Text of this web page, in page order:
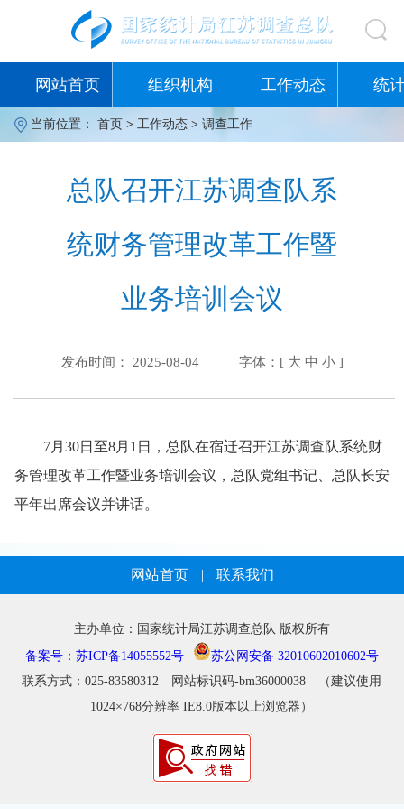
网站首页 组织机构 工作动态 统
当前位置： 首页 > 工作动态 > 调查工作
总队召开江苏调查队系
统财务管理改革工作暨
业务培训会议
发布时间： 2025-08-04 字体：[ 大 中 小]
7月 30日至8月1日，总队在宿迁召开江苏调查队系统财
务管理改革工作暨业务培训会议， 总队党组书记、总队长安
平年出席会议并讲话。